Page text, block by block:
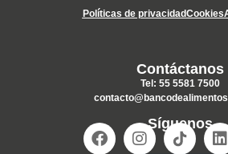
Políticas de privacidadCookies
Contáctanos
Tel: 55 5581 7500
Síguenos